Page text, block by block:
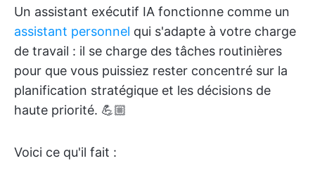
Un assistant exécutif IA fonctionne comme un
assistant personnel qui s'adapte à votre charge
de travail : il se charge des tâches routinières
pour que vous puissiez rester concentré sur la
planification stratégique et les décisions de
haute priorité. 💪🏼
Voici ce qu'il fait :